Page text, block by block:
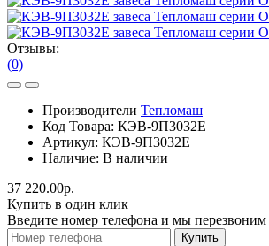
Отзывы:
(0)
Производители Тепломаш
Код Товара: КЭВ-9П3032Е
Артикул: КЭВ-9П3032Е
Наличие: В наличии
37 220.00р.
Купить в один клик
Введите номер телефона и мы перезвоним
Купить